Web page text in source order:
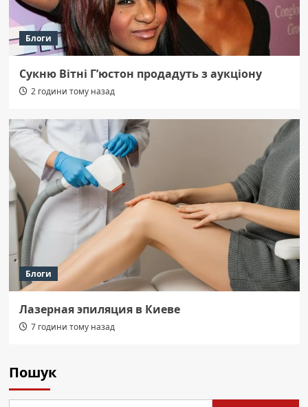
Блоги
Сукню Вітні Г’юстон продадуть з аукціону
2 години тому назад
Блоги
Лазерная эпиляция в Киеве
7 години тому назад
Пошук